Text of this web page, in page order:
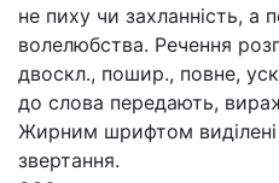
не пиху чи захланність, а
волелюбства. Речення
двоскл., пошир., повне,
до слова передають,
Жирним шрифтом виділені
звертання.